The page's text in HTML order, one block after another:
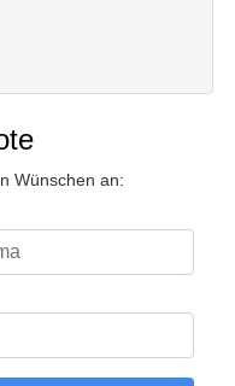
Wünschen an: